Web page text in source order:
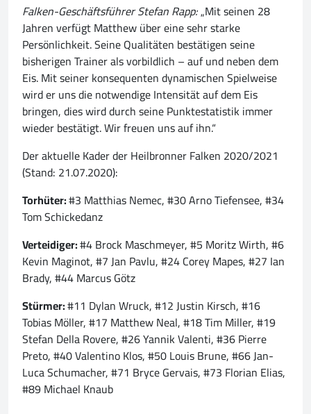
Falken-Geschäftsführer Stefan Rapp:„Mit seinen 28
Jahren verfügt Matthew über eine sehr starke
Persönlichkeit. Seine Qualitäten bestätigen seine
bisherigen Trainer als vorbildlich – auf und neben dem
Eis. Mit seiner konsequenten dynamischen Spielweise
wird er uns die notwendige Intensität auf dem Eis
bringen, dies wird durch seine Punktestatistik immer
wieder bestätigt. Wir freuen uns auf ihn.“
Der aktuelle Kader der Heilbronner Falken 2020/2021
(Stand: 21.07.2020):
Torhüter:#3 Matthias Nemec, #30 Arno Tiefensee, #34
Tom Schickedanz
Verteidiger:#4 Brock Maschmeyer, #5 Moritz Wirth, #6
Kevin Maginot, #7 Jan Pavlu, #24 Corey Mapes, #27 Ian
Brady, #44 Marcus Götz
Stürmer:#11 Dylan Wruck, #12 Justin Kirsch, #16
Tobias Möller, #17 Matthew Neal, #18 Tim Miller, #19
Stefan Della Rovere, #26 Yannik Valenti, #36 Pierre
Preto, #40 Valentino Klos, #50 Louis Brune, #66 Jan-
Luca Schumacher, #71 Bryce Gervais, #73 Florian Elias,
#89 Michael Knaub